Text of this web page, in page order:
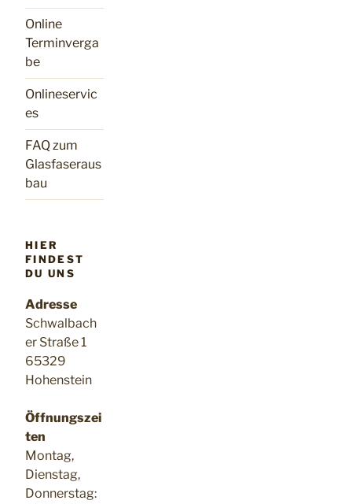
Online
Terminverga
be
Onlineservic
es
FAQ zum
Glasfaseraus
bau
HIER
FINDEST
DU UNS
Adresse
Schwalbach
er Straße 1
65329
Hohenstein
Öffnungszei
ten
Montag,
Dienstag,
Donnerstag: